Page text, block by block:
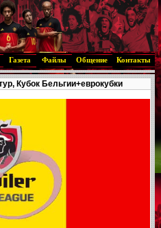
Газета Файлы Общение Контакты
Кубок Бельгии+еврокубки